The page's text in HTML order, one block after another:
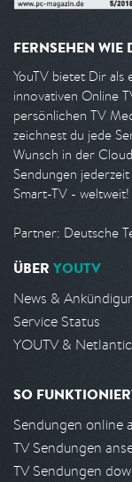
FERNSEHEN WIE
YouTV bietet Dir als
innovativen Online
persönlichen TV
zeichnest du jede
Wunsch in der
Sendungen
Smart-TV - weltweit!
Partner: Deutsche
ÜBER YOUTV
News &
Service Status
YOUTV &
SO
Sendungen online
TV Sendungen
TV Sendungen